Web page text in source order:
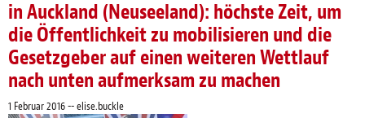
in Auckland (Neuseeland): höchste Zeit, um
die Öffentlichkeit zu mobilisieren und die
Gesetzgeber auf einen weiteren Wettlauf
nach unten aufmerksam zu machen
1 Februar 2016 -- elise.buckle